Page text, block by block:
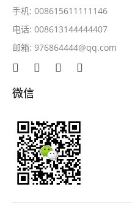
手机: 008615611111146
电话: 008613144444407
邮箱: 976864444@qq.com
微信